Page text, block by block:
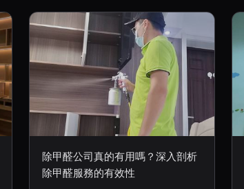
除甲醛公司真的有用嗎？深入剖析
除甲醛服務的有效性